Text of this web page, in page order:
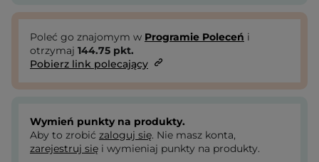
Poleć go znajomym w Programie Poleceń i
otrzymaj 144.75 pkt.
Pobierz link polecający
Wymień punkty na produkty.
Aby to zrobić zaloguj się. Nie masz konta,
zarejestruj się i wymieniaj punkty na produkty.